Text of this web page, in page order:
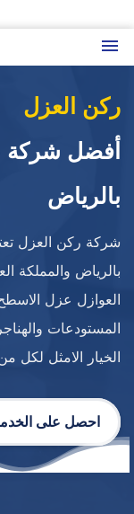
إلى
القائمة
ركن العزل
أفضل شركة
بالرياض
شركة ركن العزل
بالرياض والمملكة
العوازل عزل
المستودعات
الخيار الامثل لكل
احصل على